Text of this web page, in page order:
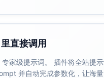
或HelloSign）以及合同模
数字化合同直接线上审阅、签
直接调用
家级提示词。 插件将全站提
并自动完成参数化，让海